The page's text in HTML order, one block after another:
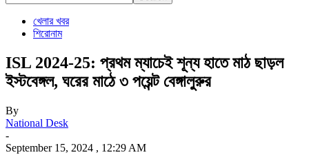
খেলার খবর
শিরোনাম
ISL 2024-25: প্রথম ম্যাচেই শূন্য হাতে মাঠ ছাড়ল
ইস্টবেঙ্গল, ঘরের মাঠে ৩ পয়েন্ট বেঙ্গালুরুর
By
National Desk
-
September 15, 2024 , 12:29 AM